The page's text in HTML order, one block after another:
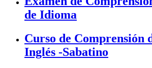
de Idioma
Curso de Comprensión
Inglés -Sabatino